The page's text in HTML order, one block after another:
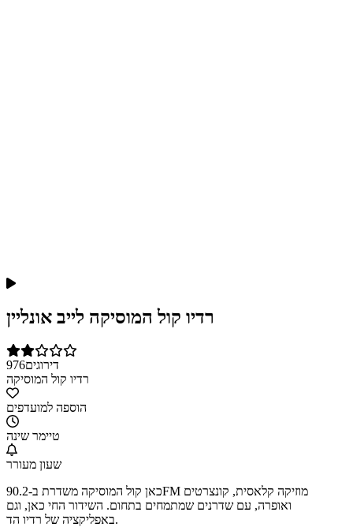
רדיו קול המוסיקה לייב אונליין
976דירוגים
רדיו קול המוסיקה
הוספה למועדפים
טיימר שינה
שעון מעורר
כאן קול המוסיקה משדרת ב-90.2FM מוזיקה קלאסית, קונצרטים
ואופרה, עם שדרנים שמתמחים בתחום. השידור החי כאן, וגם
באפליקציה של רדיו הד.